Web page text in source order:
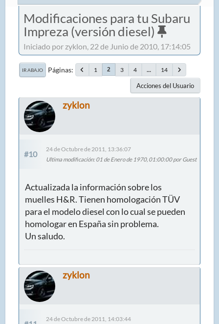
Modificaciones para tu Subaru
Impreza (versión diesel)
Iniciado por zyklon, 22 de Junio de 2010, 17:14:05
IR ABAJO Páginas 1 2 3 4 ... 14
Acciones del Usuario
zyklon
#10
24 de Octubre de 2011, 13:36:07
Ultima modificación: 01 de Enero de 1970, 01:00:00 por Guest
Actualizada la información sobre los
muelles H&R. Tienen homologación TÜV
para el modelo diesel con lo cual se pueden
homologar en España sin problema.
Un saludo.
zyklon
24 de Octubre de 2011, 14:03:44